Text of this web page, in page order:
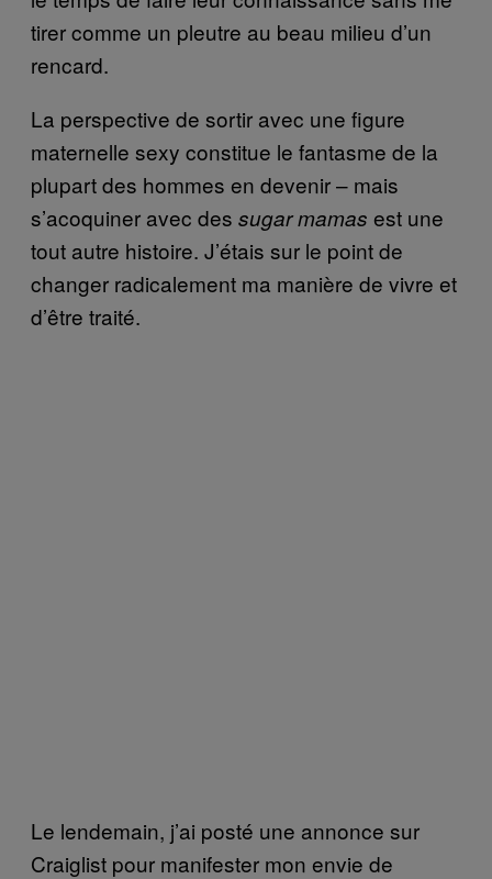
tirer comme un pleutre au beau milieu d’un
rencard.
La perspective de sortir avec une figure
maternelle sexy constitue le fantasme de la
plupart des hommes en devenir – mais
s’acoquiner avec des sugar mamas est une
tout autre histoire. J’étais sur le point de
changer radicalement ma manière de vivre et
d’être traité.
Le lendemain, j’ai posté une annonce sur
Craiglist pour manifester mon envie de